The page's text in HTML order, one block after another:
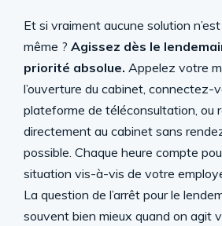
Et si vraiment aucune solution
même ? Agissez dès le
priorité absolue. Appelez votre
l’ouverture du cabinet, connectez-
plateforme de téléconsultation, ou
directement au cabinet sans
possible. Chaque heure compte
situation vis-à-vis de votre
La question de l’arrêt pour le
souvent bien mieux quand on agit